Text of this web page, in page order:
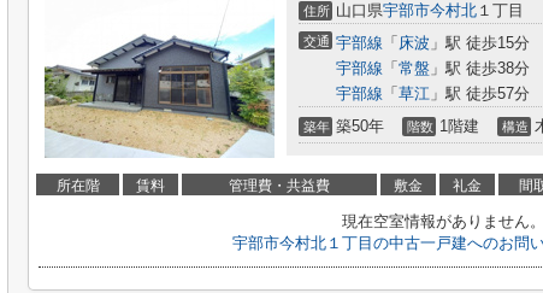
住所 山口県宇部市今村北 １丁目
交通 宇部線 「 床波 」駅 徒歩15分
宇部線 「 常盤 」駅 徒歩38分
宇部線 「 草江 」駅 徒歩57分
築年 築50年 階数 1階建 構造
所在階 賃料 管理費・共益費 敷金 礼金 間
現在空室情報がありません。
宇部市今村北１丁目の中古一戸建へのお問